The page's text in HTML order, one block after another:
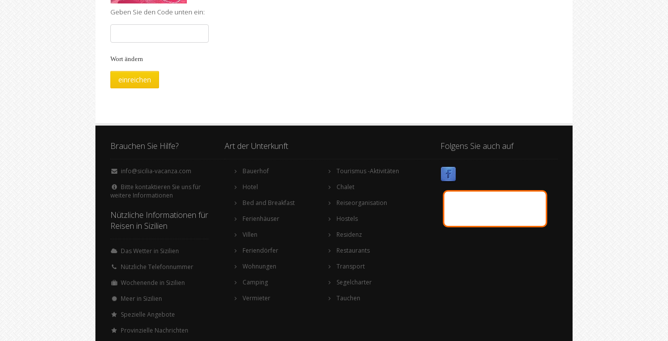
Geben Sie den Code unten ein:
Wort ändern
Brauchen Sie Hilfe?
info@sicilia-vacanza.com
Bitte kontaktieren Sie uns für
weitere Informationen
Nützliche Informationen für
Reisen in Sizilien
Das Wetter in Sizilien
Nützliche Telefonnummer
Wochenende in Sizilien
Meer in Sizilien
Spezielle Angebote
Provinzielle Nachrichten
Art der Unterkunft
Bauerhof
Hotel
Bed and Breakfast
Ferienhäuser
Villen
Feriendörfer
Wohnungen
Camping
Vermieter
Tourismus -Aktivitäten
Chalet
Reiseorganisation
Hostels
Residenz
Restaurants
Transport
Segelcharter
Tauchen
Folgens Sie auch auf